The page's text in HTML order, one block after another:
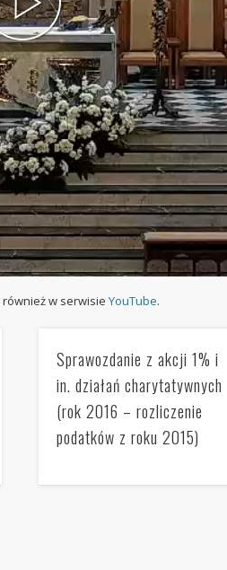
w serwisie YouTube.
Sprawozdanie z akcji 1% i
in. działań charytatywnych
(rok 2016 – rozliczenie
podatków z roku 2015)